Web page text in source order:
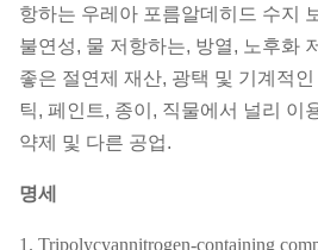
항하는 우레아 포름알데히드 수지
불연성, 물 저항하는, 방열, 노후화
좋은 절연제 재산, 광택 및 기계적
틱, 페인트, 종이, 직물에서 널리 이
약제 및 다른 공업.
명세
1. Tripolycyannitrogen-containing